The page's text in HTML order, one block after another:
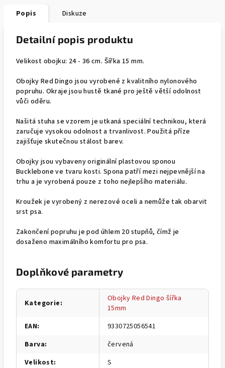
Popis Diskuze
Detailní popis produktu
Velikost obojku: 24 - 36 cm. Šířka 15 mm.
Obojky Red Dingo jsou vyrobené z kvalitního nylonového
popruhu. Okraje jsou hustě tkané pro ještě větší odolnost
vůči oděru.
Našitá stuha se vzorem je utkaná speciální technikou, která
zaručuje vysokou odolnost a trvanlivost. Použitá příze
zajišťuje skutečnou stálost barev.
Obojky jsou vybaveny originální plastovou sponou
Bucklebone ve tvaru kosti. Spona patří mezi nejpevnější na
trhu a je vyrobená pouze z toho nejlepšího materiálu.
Kroužek je vyrobený z nerezové oceli a nemůže tak obarvit
srst psa.
Zakončení popruhu je pod úhlem 20 stupňů, čímž je
dosaženo maximálního komfortu pro psa.
Doplňkové parametry
Kategorie:
Obojky Red Dingo šířka
15mm
EAN:
9330725056541
Barva:
červená
Velikost:
S